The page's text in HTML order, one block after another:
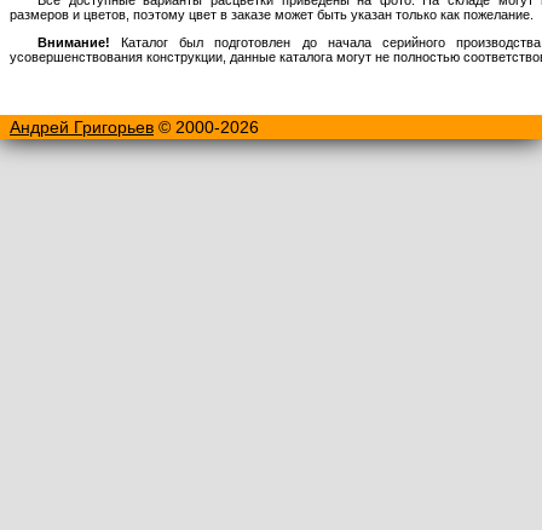
размеров и цветов, поэтому цвет в заказе может быть указан только как пожелание.
Внимание!
Каталог был подготовлен до начала серийного
усовершенствования конструкции, данные каталога могут не полностью
Андрей Григорьев © 2000-2026